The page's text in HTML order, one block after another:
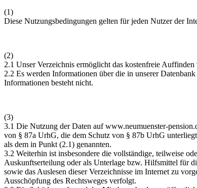
(1)
Diese Nutzungsbedingungen gelten für jeden Nutzer der
(2)
2.1 Unser Verzeichnis ermöglicht das kostenfreie
2.2 Es werden Informationen über die in unserer
Informationen besteht nicht.
(3)
3.1 Die Nutzung der Daten aufwww.neumuenster-
von § 87a UrhG, die dem Schutz von § 87b UrhG
als dem in Punkt (2.1) genannten.
3.2 Weiterhin ist insbesondere die vollständige, teilweise
Auskunftserteilung oder als Unterlage bzw. Hilfsmittel für
sowie das Auslesen dieser Verzeichnisse im Internet zu
Ausschöpfung des Rechtsweges verfolgt.